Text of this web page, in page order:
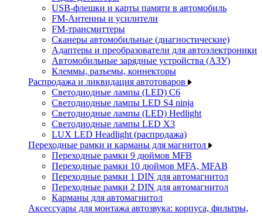
USB-флешки и карты памяти в автомобиль
FM-Антенны и усилители
FM-трансмиттеры
Сканеры автомобильные (диагностические)
Адаптеры и преобразователи для автоэлектроники
Автомобильные зарядные устройства (АЗУ)
Клеммы, разъемы, коннекторы
Распродажа и ликвидация автотоваров
Светодиодные лампы (LED) C6
Светодиодные лампы LED S4 ninja
Светодиодные лампы (LED) Hedlight
Светодиодные лампы LED X3
LUX LED Headlight (распродажа)
Переходные рамки и карманы для магнитол
Переходные рамки 9 дюймов MFB
Переходные рамки 10 дюймов MFA, MFAB
Переходные рамки 1 DIN для автомагнитол
Переходные рамки 2 DIN для автомагнитол
Карманы для автомагнитол
Аксессуары для монтажа автозвука: корпуса, фильтры,